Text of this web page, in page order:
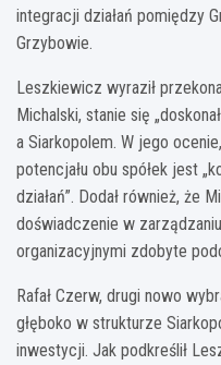
integracji działań pomiędzy
Grzybowie.
Leszkiewicz wyraził
Michalski, stanie się
a Siarkopolem. W jego
potencjału obu spółek jest
działań”. Dodał również, że
doświadczenie w
organizacyjnymi zdobyte
Rafał Czerw, drugi nowo
głęboko w strukturze
inwestycji. Jak podkreślił